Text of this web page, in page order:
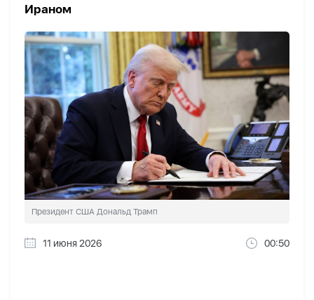
Ираном
Президент США Дональд Трамп
11 июня 2026 00:50